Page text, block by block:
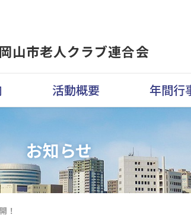
岡山市老人クラブ連合会
活動概要 年間行
お知らせ
！